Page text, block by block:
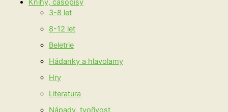
Knihy, časopisy
3-8 let
8-12 let
Beletrie
Hádanky a hlavolamy
Hry
Literatura
Nápady, tvořivost